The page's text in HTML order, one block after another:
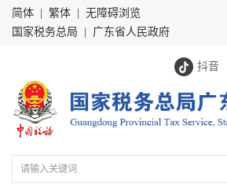
简体 繁体
无障碍浏览
国家税务总局
广东省人民政府
抖音